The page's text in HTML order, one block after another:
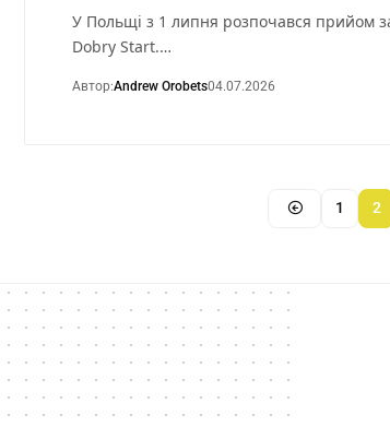
У Польщі з 1 липня розпочався прийом
Dobry Start.…
Автор:Andrew Orobets04.07.2026
1 2